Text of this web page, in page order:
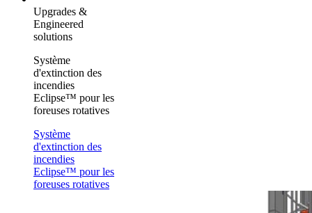
Upgrades &
Engineered
solutions
Système
d'extinction des
incendies
Eclipse™ pour les
foreuses rotatives
Système
d'extinction des
incendies
Eclipse™ pour les
foreuses rotatives